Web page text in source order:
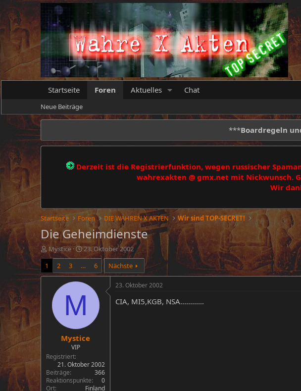
Startseite Foren Aktuelles Chat
Neue Beiträge
***Boardregeln
Derzeit ist die Registrierfunktion, wegen russischer
wahrexakten @ gmx.net mit Nickwunsch.
Wir
Startseite Foren DIE WAHREN X AKTEN Wir sind TOP-SECRET!
Die Geheimdienste
E
r
t
Mystice
E
r
s
t
e
m
23. Oktober 2002
1
2 3 … 6 Nächste
M
Mystice
VIP
Registriert
21. Oktober 2002
Beiträge
366
Reaktionspunkte
0
Ort
Finland
23. Oktober 2002
CIA, MI5,KGB, NSA............